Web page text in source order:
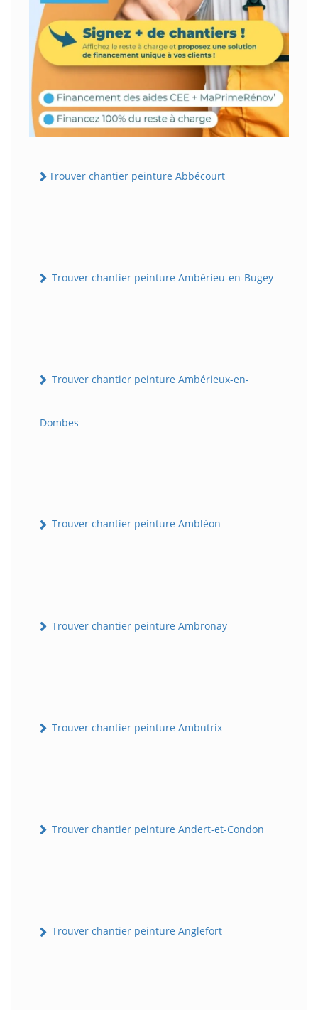
Trouver chantier peinture Abbécourt
Trouver chantier peinture Ambérieu-en-Bugey
Trouver chantier peinture Ambérieux-en-
Dombes
Trouver chantier peinture Ambléon
Trouver chantier peinture Ambronay
Trouver chantier peinture Ambutrix
Trouver chantier peinture Andert-et-Condon
Trouver chantier peinture Anglefort